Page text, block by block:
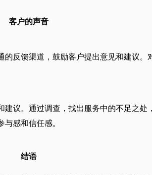
客户的声音
反馈渠道，鼓励客户提出意见和建议。
议。通过调查，找出服务中的不足之处
感和信任感。
结语